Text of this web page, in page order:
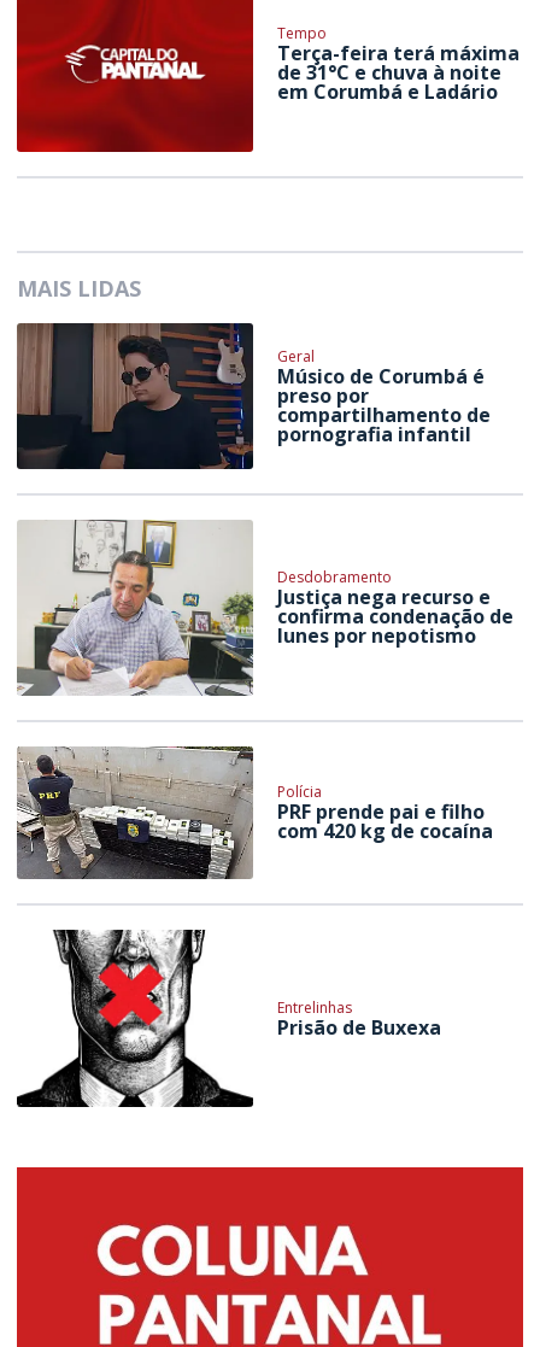
Tempo
Terça-feira terá máxima
de 31°C e chuva à noite
em Corumbá e Ladário
MAIS LIDAS
Geral
Músico de Corumbá é
preso por
compartilhamento de
pornografia infantil
Desdobramento
Justiça nega recurso e
confirma condenação de
Iunes por nepotismo
Polícia
PRF prende pai e filho
com 420 kg de cocaína
Entrelinhas
Prisão de Buxexa